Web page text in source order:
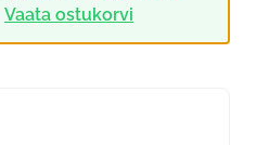
Vaata ostukorvi